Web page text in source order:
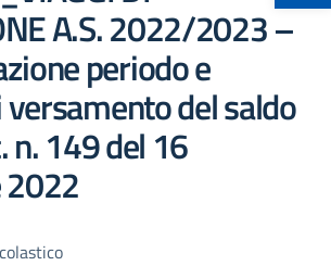
A.S. 2022/2023 –
periodo e
del saldo
n. 149 del 16